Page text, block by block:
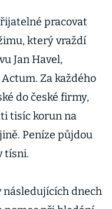
pracovat
který vraždí
Jan Havel,
Za každého
do české firmy,
tisíc korun na
Peníze půjdou
tísni.
následujících dnech